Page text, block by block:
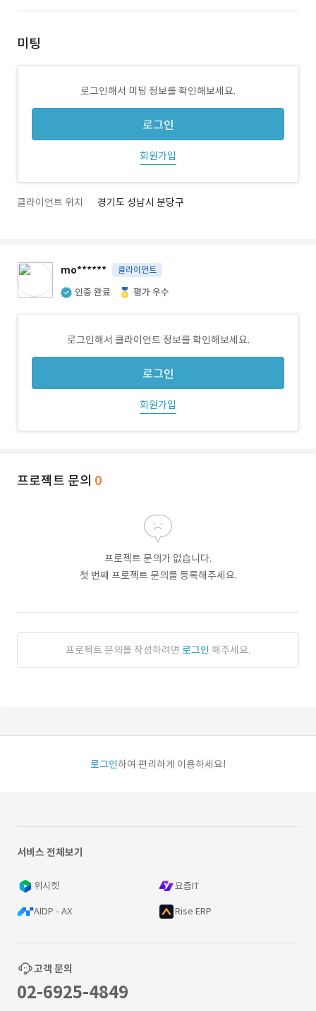
미팅
로그인해서 미팅 정보를 확인해보세요.
로그인
회원가입
클라이언트 위치 경기도 성남시 분당구
mo****** 클라이언트
인증 완료 평가 우수
로그인해서 클라이언트 정보를 확인해보세요.
로그인
회원가입
프로젝트 문의 0
프로젝트 문의가 없습니다.
첫 번째 프로젝트 문의를 등록해주세요.
프로젝트 문의를 작성하려면 로그인 해주세요.
로그인하여 편리하게 이용하세요!
서비스 전체보기
위시켓 요즘IT
AIDP - AX Rise ERP
고객 문의
02-6925-4849